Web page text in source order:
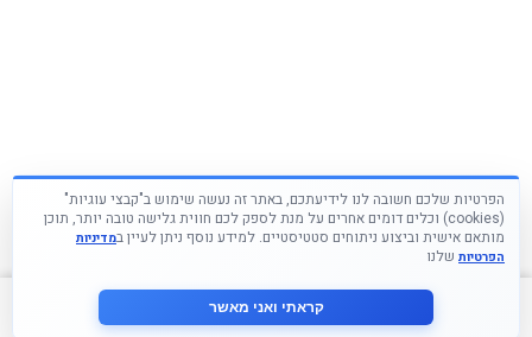
צור קשר
הפרטיות שלכם חשובה לנו לידיעתכם, באתר זה נעשה שימוש ב"קבצי עוגיות"
(cookies) וכלים דומים אחרים על מנת לספק לכם חווית גלישה טובה יותר, תוכן
מותאם אישית וביצוע ניתוחים סטטיסטיים. למידע נוסף ניתן לעיין במדיניות
הפרטיות שלנו
קראתי ואני מאשר